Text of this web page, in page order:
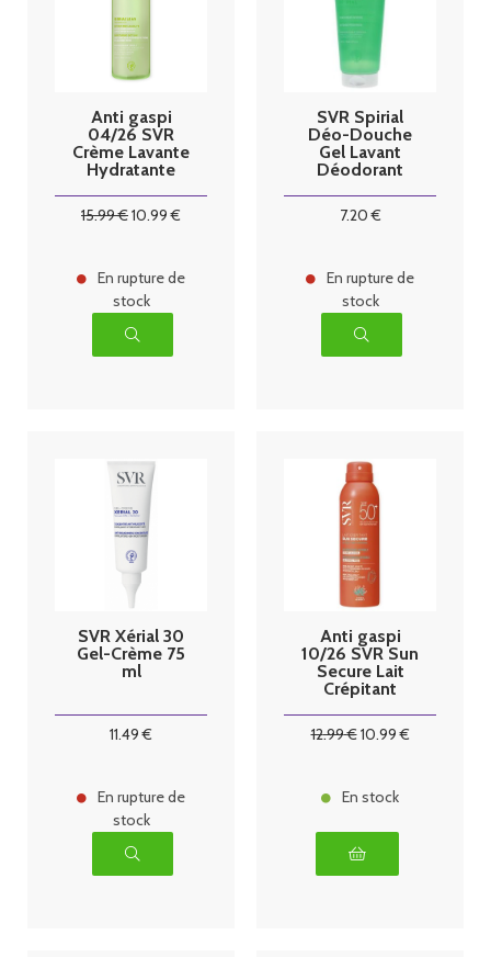
Anti gaspi
04/26 SVR
Crème Lavante
Hydratante
15.99€10.99 €
En rupture de
stock
SVR Spirial
Déo-Douche
Gel Lavant
Déodorant
7.20€
En rupture de
stock
SVR Xérial 30
Gel-Crème 75
ml
11.49 €
En rupture de
stock
Anti gaspi
10/26 SVR Sun
Secure Lait
Crépitant
12.99€10.99€
En stock